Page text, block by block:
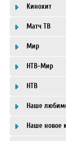
Кинохит
Матч ТВ
Мир
НТВ-Мир
НТВ
Наше
Наше новое